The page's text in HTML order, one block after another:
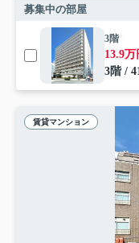
募集中の部屋
3階
13.9万
3階 /
賃貸マンション